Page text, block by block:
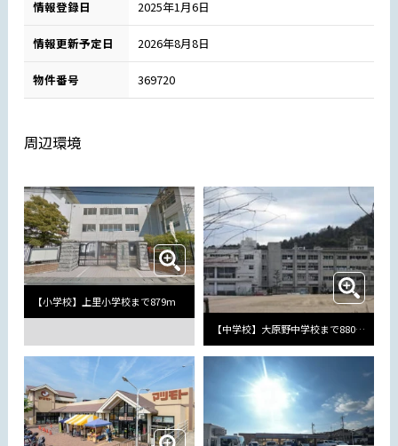
情報登録日 2025年1月6日
情報更新予定日 2026年8月8日
物件番号 369720
周辺環境
【小学校】上里小学校まで879m
【中学校】大原野中学校まで880m